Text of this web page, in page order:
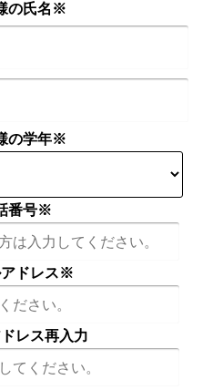
の氏名 ※
の学年※
番号※
ドレス※
レス再入力